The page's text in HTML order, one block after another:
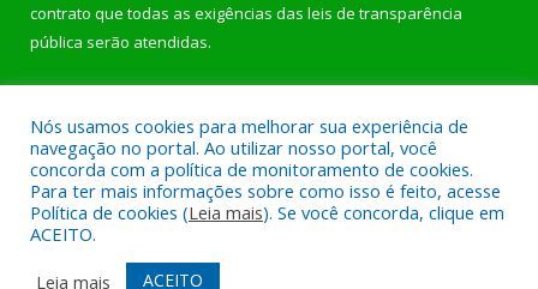
contrato que todas as exigências das leis de transparência
pública serão atendidas.
Todos os direitos reservados a Prefeitura Municipal de Bonito.
Mapa do Site Acessar Área Administrativa
Nós usamos cookies para melhorar sua experiência de
navegação no portal. Ao utilizar nosso portal, você
concorda com a política de monitoramento de cookies.
Para ter mais informações sobre como isso é feito, acesse
Política de cookies (Leia mais). Se você concorda, clique em
ACEITO.
Leia mais
ACEITO